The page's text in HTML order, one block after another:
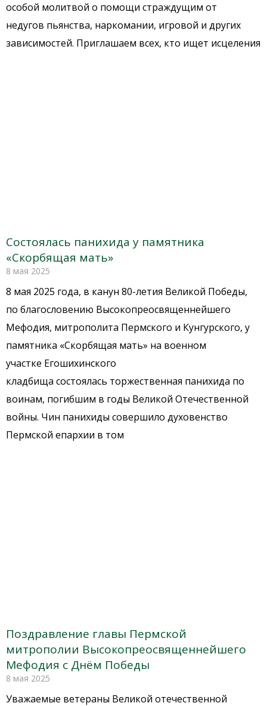
особой молитвой о помощи страждущим от
недугов пьянства, наркомании, игровой и других
зависимостей. Приглашаем всех, кто ищет исцеления
Состоялась панихида у памятника
«Скорбящая мать»
8 мая 2025
8 мая 2025 года, в канун 80-летия Великой Победы,
по благословению Высокопреосвященнейшего
Мефодия, митрополита Пермского и Кунгурского, у
памятника «Скорбящая мать» на военном
участке Егошихинского
кладбища состоялась торжественная панихида по
воинам, погибшим в годы Великой Отечественной
войны. Чин панихиды совершило духовенство
Пермской епархии в том
Поздравление главы Пермской
митрополии Высокопреосвященнейшего
Мефодия с Днём Победы
8 мая 2025
Уважаемые ветераны Великой отечественной